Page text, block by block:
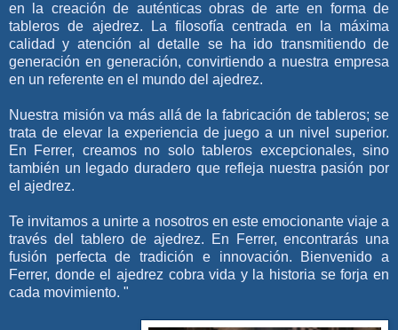
en la creación de auténticas obras de arte en forma de
tableros de ajedrez. La filosofía centrada en la máxima
calidad y atención al detalle se ha ido transmitiendo de
generación en generación, convirtiendo a nuestra empresa
en un referente en el mundo del ajedrez.
Nuestra misión va más allá de la fabricación de tableros; se
trata de elevar la experiencia de juego a un nivel superior.
En Ferrer, creamos no solo tableros excepcionales, sino
también un legado duradero que refleja nuestra pasión por
el ajedrez.
Te invitamos a unirte a nosotros en este emocionante viaje a
través del tablero de ajedrez. En Ferrer, encontrarás una
fusión perfecta de tradición e innovación. Bienvenido a
Ferrer, donde el ajedrez cobra vida y la historia se forja en
cada movimiento. "